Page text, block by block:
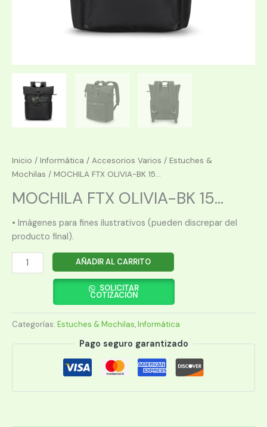
Inicio / Informática / Accesorios Varios / Estuches &
Mochilas / MOCHILA FTX OLIVIA-BK 15...
MOCHILA FTX OLIVIA-BK 15...
• Imágenes para fines ilustrativos (pueden discrepar del
producto final).
MOCHILA
FTX
15.6"
NEGRO
AÑADIR AL CARRITO
SOLICITAR
COTIZACIÓN
Categorías: Estuches & Mochilas,Informática
Pago seguro garantizado